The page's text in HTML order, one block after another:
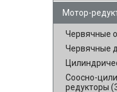
Мотор-
Червячные
Червячные
Соосно-
редукторы